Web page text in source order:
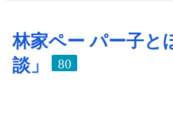
林家ペー パー子と
談」
80